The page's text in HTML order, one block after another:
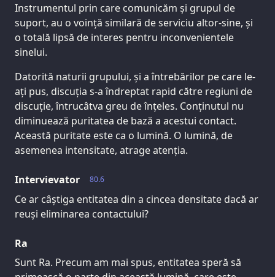
Instrumentul prin care comunicăm și grupul de
suport, au o voință similară de serviciu altor-sine, și
o totală lipsă de interes pentru inconvenientele
sinelui.
Datorită naturii grupului, și a întrebărilor pe care le-
ați pus, discuția s-a îndreptat rapid către regiuni de
discuție, întrucâtva greu de înțeles. Conținutul nu
diminuează puritatea de bază a acestui contact.
Această puritate este ca o lumină. O lumină, de
asemenea intensitate, atrage atenția.
80.6
Intervievator
Ce ar câștiga entitatea din a cincea densitate dacă ar
reuși eliminarea contactului?
Ra
Sunt Ra. Precum am mai spus, entitatea speră să